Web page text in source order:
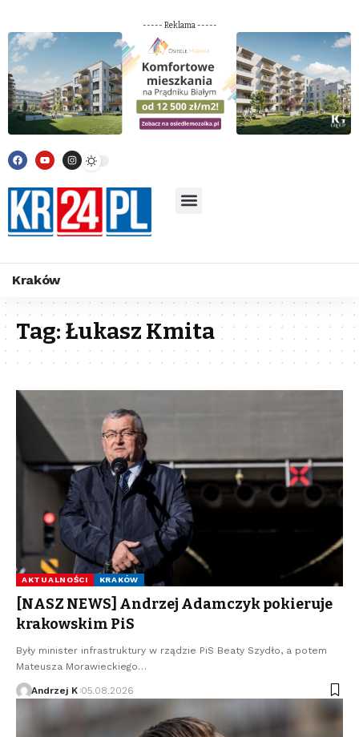
----- Reklama -----
Kraków
Tag:Łukasz Kmita
AKTUALNOŚCI KRAKÓW
[NASZ NEWS] Andrzej Adamczyk pokieruje
krakowskim PiS
Były minister infrastruktury w rządzie PiS Beaty Szydło, a potem
Mateusza Morawieckiego…
Andrzej K 05.08.2026